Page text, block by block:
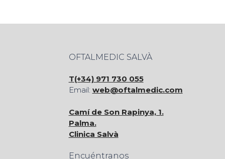
OFTALMEDIC SALVÀ
T(+34) 971 730 055
Email: web@oftalmedic.com
Camí de Son Rapinya, 1.
Palma.
Clinica Salvà
Encuéntranos